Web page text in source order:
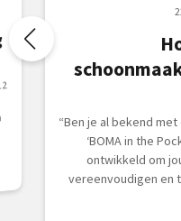
“Ben je al bekend
‘BOMA in the
ontwikkeld om
vereenvoudigen en